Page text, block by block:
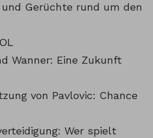
Gerüchte rund um den
Wanner: Eine Zukunft
von Pavlovic: Chance
Wer spielt